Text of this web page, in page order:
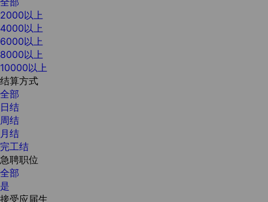
2000以上
4000以上
6000以上
8000以上
10000以上
结算方式
全部
日结
周结
月结
完工结
急聘职位
全部
是
接受应届生